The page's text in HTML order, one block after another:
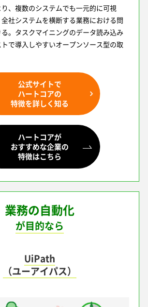
、複数のシステムでも一元的に可視
社システムを横断する業務における問
。タスクマイニングのデータ読み込み
で導入しやすいオープンソース型の取
公式サイトで
ハートコアの
特徴を詳しく知る
ハートコアが
おすすめな企業の
特徴はこちら
業務の自動化
が目的なら
UiPath
（ユーアイパス）